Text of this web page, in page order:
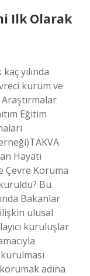
Ilk Olarak
yılında
kurum ve
Eğitim
Hayatı
Çevre Koruma
Bu
Bakanlar
ulusal
kuruluşlar
adına